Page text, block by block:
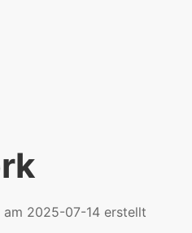
am 2025-07-14 erstellt